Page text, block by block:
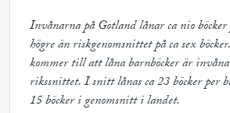
Invånarna på Gotland lånar ca nio
högre än riskgenomsnittet på ca sex
kommer till att låna barnböcker är
rikssnittet. I snitt lånas ca 23 böcker per
15 böcker i genomsnitt i landet.